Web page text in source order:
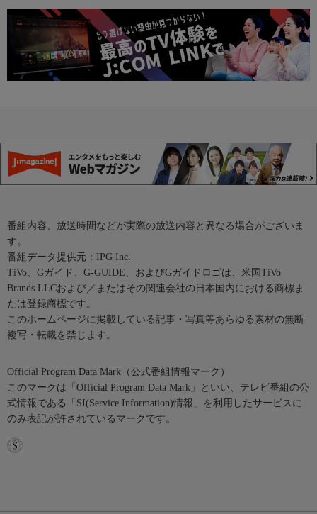
番組内容、放送時間などが実際の放送内容と異なる場合がございま
す。
番組データ提供元：IPG Inc.
TiVo、Gガイド、G-GUIDE、およびGガイドロゴは、米国TiVo
Brands LLCおよび／またはその関連会社の日本国内における商標ま
たは登録商標です。
このホームページに掲載している記事・写真等あらゆる素材の無断
複写・転載を禁じます。
Official Program Data Mark（公式番組情報マーク）
このマークは「Official Program Data Mark」といい、テレビ番組の公
式情報である「SI(Service Information)情報」を利用したサービスに
のみ表記が許されているマークです。